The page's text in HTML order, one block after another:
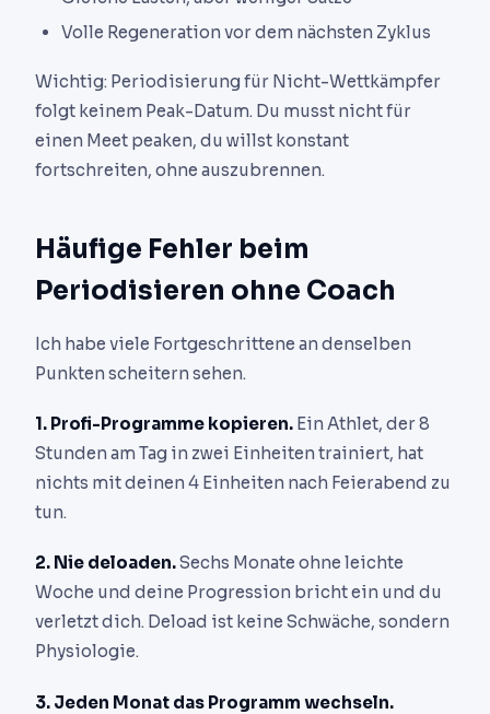
Volle Regeneration vor dem nächsten Zyklus
Wichtig: Periodisierung für Nicht-Wettkämpfer
folgt keinem Peak-Datum. Du musst nicht für
einen Meet peaken, du willst konstant
fortschreiten, ohne auszubrennen.
Häufige Fehler beim
Periodisieren ohne Coach
Ich habe viele Fortgeschrittene an denselben
Punkten scheitern sehen.
1. Profi-Programme kopieren. Ein Athlet, der 8
Stunden am Tag in zwei Einheiten trainiert, hat
nichts mit deinen 4 Einheiten nach Feierabend zu
tun.
2. Nie deloaden.Sechs Monate ohne leichte
Woche und deine Progression bricht ein und du
verletzt dich. Deload ist keine Schwäche, sondern
Physiologie.
3. Jeden Monat das Programm wechseln.